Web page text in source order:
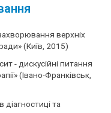
верхніх
(Київ, 2015)
- дискусійні питання
(Івано-Франківськ,
діагностиці та